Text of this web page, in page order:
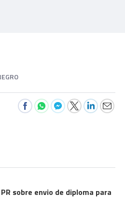
sobre envio de diploma para